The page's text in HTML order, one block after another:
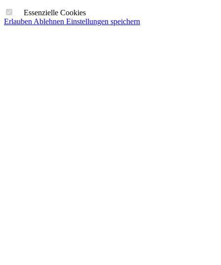
Essenzielle Cookies
Erlauben Ablehnen Einstellungen speichern